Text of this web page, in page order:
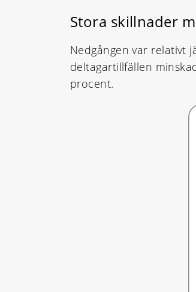
Stora skillnader
Nedgången var relativt
deltagartillfällen
procent.